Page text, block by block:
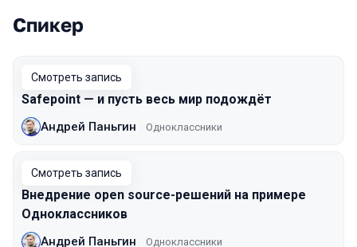
Выступления в сезоне 2020
Спикер
Смотреть запись
Safepoint — и пусть весь мир подождёт
Андрей Паньгин Одноклассники
Смотреть запись
Внедрение open source-решений на примере
Одноклассников
Андрей Паньгин Одноклассники